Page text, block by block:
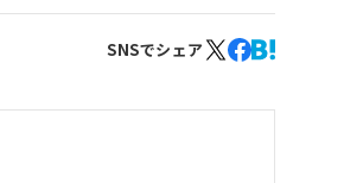
SNSでシェア